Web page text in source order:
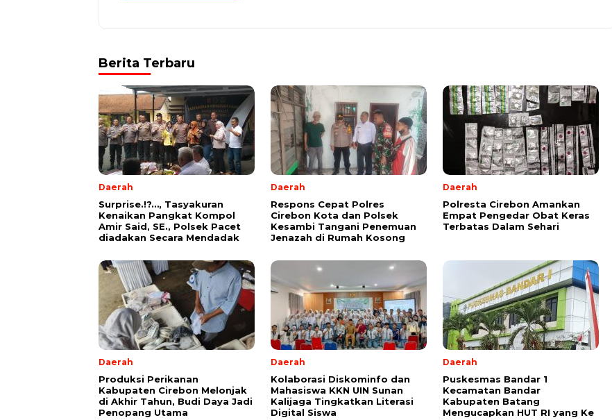
Berita Terbaru
Daerah
Surprise.!?…, Tasyakuran
Kenaikan Pangkat Kompol
Amir Said, SE., Polsek Pacet
diadakan Secara Mendadak
Daerah
Respons Cepat Polres
Cirebon Kota dan Polsek
Kesambi Tangani Penemuan
Jenazah di Rumah Kosong
Daerah
Polresta Cirebon Amankan
Empat Pengedar Obat Keras
Terbatas Dalam Sehari
Daerah
Produksi Perikanan
Kabupaten Cirebon Melonjak
di Akhir Tahun, Budi Daya Jadi
Penopang Utama
Daerah
Kolaborasi Diskominfo dan
Mahasiswa KKN UIN Sunan
Kalijaga Tingkatkan Literasi
Digital Siswa
Daerah
Puskesmas Bandar 1
Kecamatan Bandar
Kabupaten Batang
Mengucapkan HUT RI yang Ke